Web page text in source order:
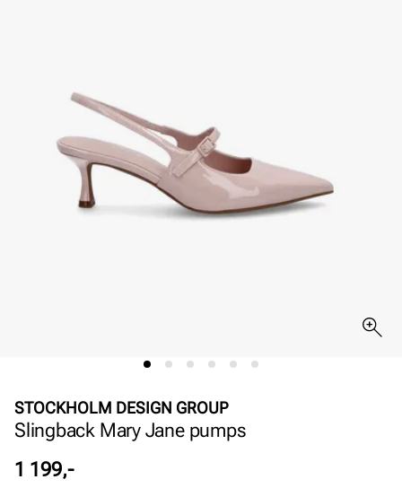
STOCKHOLM DESIGN GROUP
Slingback Mary Jane pumps
Pris
1 199,-